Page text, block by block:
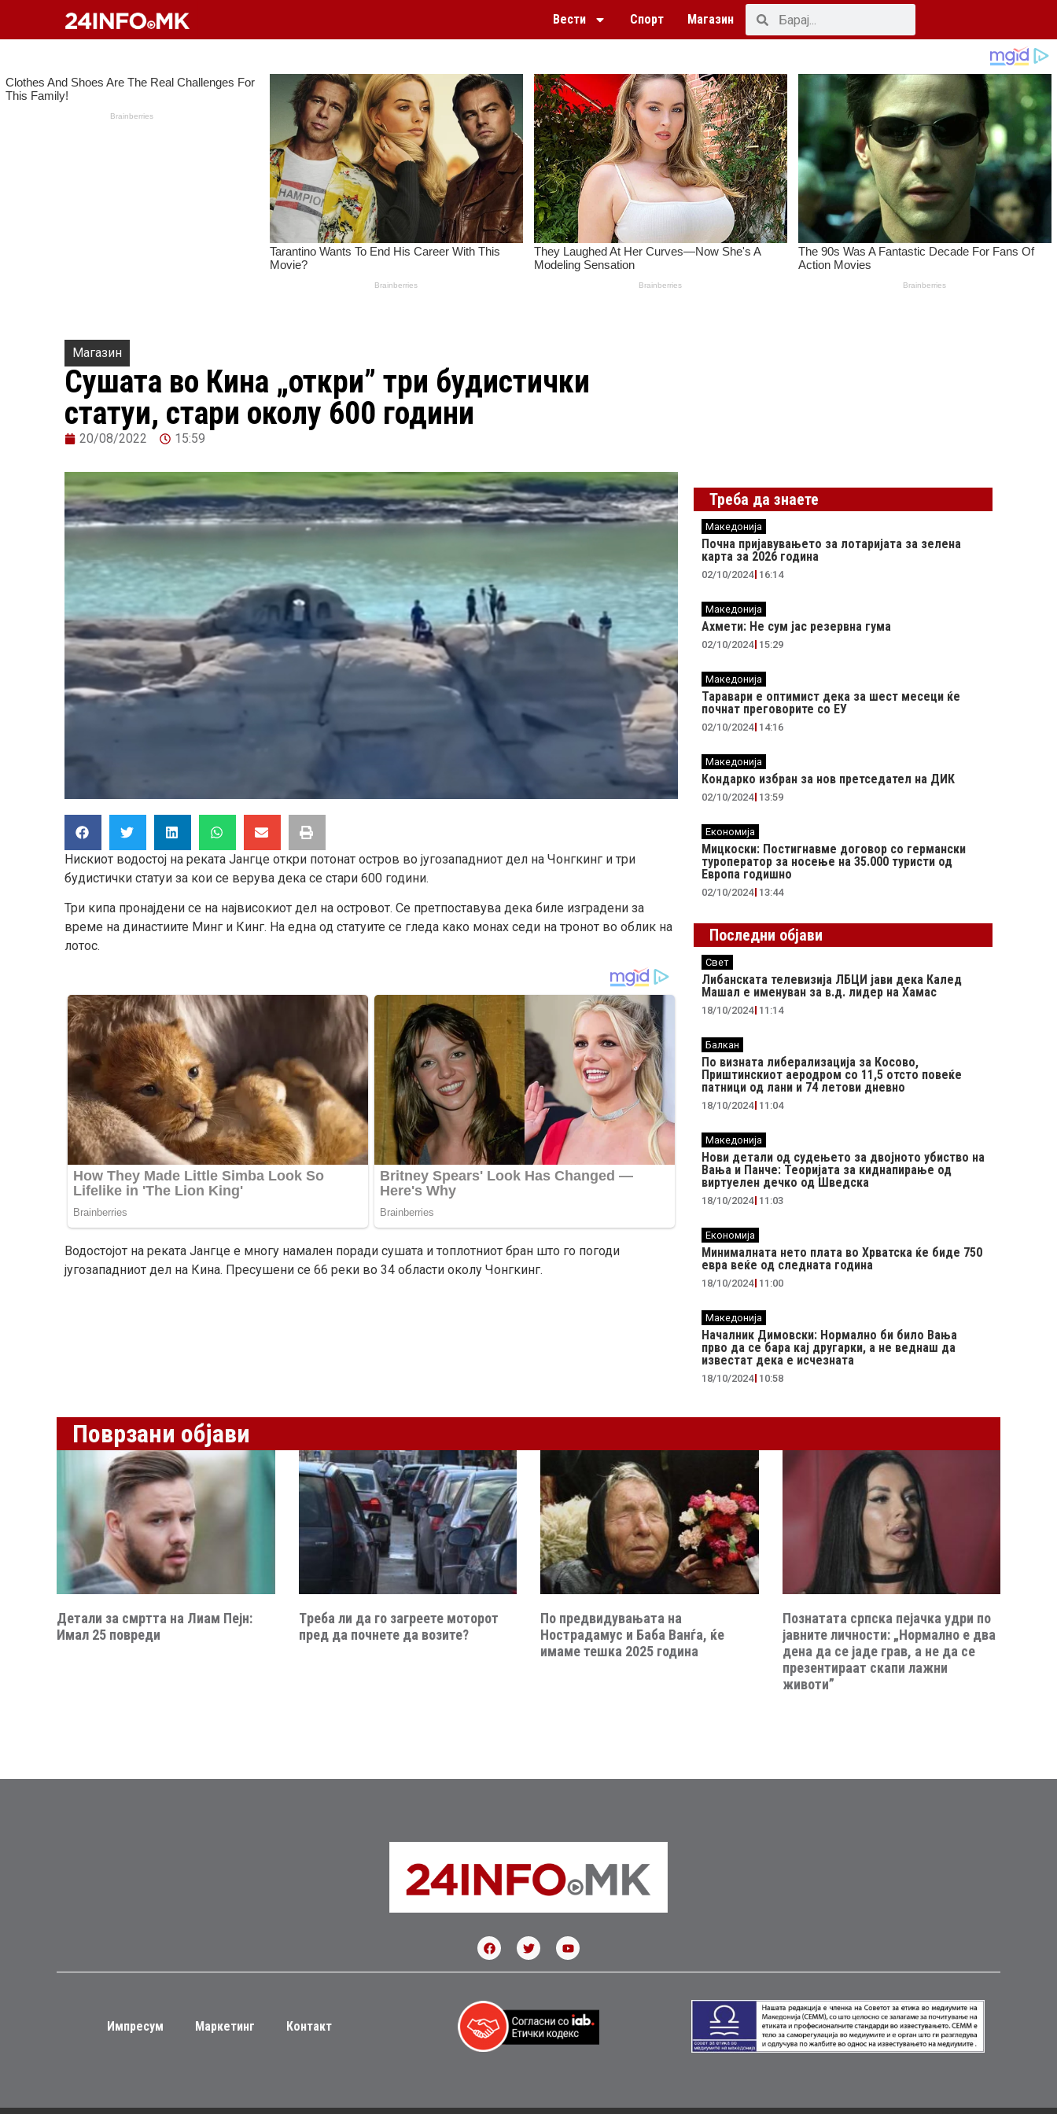
Вести Спорт Магазин
Магазин
Сушата во Кина „откри” три будистички
статуи, стари околу 600 години
20/08/2022 15:59
Нискиот водостој на реката Јангце откри потонат остров во југозападниот дел на Чонгкинг и три
будистички статуи за кои се верува дека се стари 600 години.
Три кипа пронајдени се на највисокиот дел на островот. Се претпоставува дека биле изградени за
време на династиите Минг и Кинг. На една од статуите се гледа како монах седи на тронот во облик на
лотос.
Водостојот на реката Јангце е многу намален поради сушата и топлотниот бран што го погоди
југозападниот дел на Кина. Пресушени се 66 реки во 34 области околу Чонгкинг.
Треба да знаете
Македонија
Почна пријавувањето за лотаријата за зелена
карта за 2026 година
02/10/2024 16:14
Македонија
Ахмети: Не сум јас резервна гума
02/10/2024 15:29
Македонија
Таравари e oптимист дека за шест месеци ќе
почнат преговорите со ЕУ
02/10/2024 14:16
Македонија
Кондарко избран за нов претседател на ДИК
02/10/2024 13:59
Економија
Мицкоски: Постигнавме договор со германски
туроператор за носење на 35.000 туристи од
Европа годишно
02/10/2024 13:44
Последни објави
Свет
Либанската телевизија ЛБЦИ јави дека Калед
Машал е именуван за в.д. лидер на Хамас
18/10/2024 11:14
Балкан
По визната либерализација за Косово,
Приштинскиот аеродром со 11,5 отсто повеќе
патници од лани и 74 летови дневно
18/10/2024 11:04
Македонија
Нови детали од судењето за двојното убиство на
Вања и Панче: Теоријата за киднапирање од
виртуелен дечко од Шведска
18/10/2024 11:03
Економија
Минималната нето плата во Хрватска ќе биде 750
евра веќе од следната година
18/10/2024 11:00
Македонија
Началник Димовски: Нормално би било Вања
прво да се бара кај другарки, а не веднаш да
известат дека е исчезната
18/10/2024 10:58
Поврзани објави
Детали за смртта на Лиам Пејн:
Имал 25 повреди
Tреба ли да го загреете моторот
пред да почнете да возите?
По предвидувањата на
Нострадамус и Баба Ванѓа, ќе
имаме тешка 2025 година
Познатата српска пејачка удри по
јавните личности: „Нормално е два
дена да се јаде грав, а не да се
презентираат скапи лажни
животи”
Импресум Маркетинг Контакт